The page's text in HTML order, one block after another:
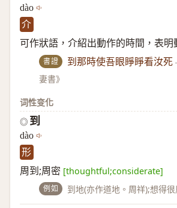
dào
介
可作狀語，介紹出動作的時間，表
書證 到那時使吾眼睜睜看汝死
妻書》
词性变化
◎ 到
dào
形
周到;周密 [thoughtful;considerate]
例如 到地(亦作道地。周祥);想得很